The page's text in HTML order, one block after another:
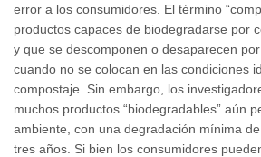
error a los consumidores. El término
productos capaces de biodegradarse por
y que se descomponen o desaparecen
cuando no se colocan en las condiciones
compostaje. Sin embargo, los
muchos productos “biodegradables” aún
ambiente, con una degradación mínima
tres años. Si bien los consumidores